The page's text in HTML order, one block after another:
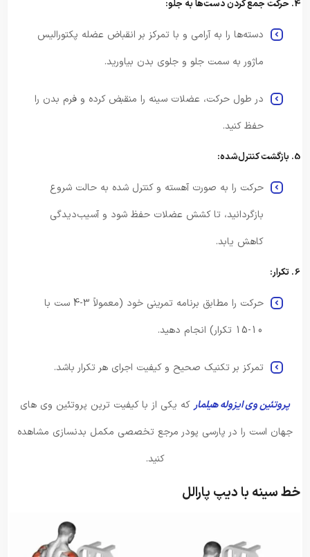
4. حرکت جمع کردن دست‌ها به جلو:
دسته‌ها را به آرامی و با تمرکز بر انقباض عضله پکتورالیس
ماژور به سمت جلو و جلوی بدن بیاورید.
در طول حرکت، عضلات سینه را منقبض کرده و فرم بدن را
حفظ کنید.
5. بازگشت کنترل‌شده:
حرکت را به صورت آهسته و کنترل شده به حالت شروع
بازگردانید، تا کشش عضلات حفظ شود و آسیب‌دیدگی
کاهش یابد.
6. تکرار:
حرکت را مطابق برنامه تمرینی خود (معمولاً 3-4 ست با
10-15 تکرار) انجام دهید.
تمرکز بر تکنیک صحیح و کیفیت اجرای هر تکرار باشد.
پروتئین وی ایزوله هیلمار که یکی از با کیفیت ترین پروتئین وی های
جهان است را در پارسی پودر مرجع تخصصی مکمل بدنسازی مشاهده
کنید.
خط سینه با دیپ پارالل